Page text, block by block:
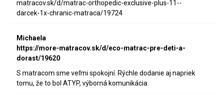
matracov.sk/d/matrac-orthopedic-exclusive-plus-11--
darcek-1x-chranic-matraca/19724
Michaela
https://more-matracov.sk/d/eco-matrac-pre-deti-a-
dorast/19620
S matracom sme veľmi spokojní. Rýchle dodanie aj napriek
tomu, že to bol ATYP, výborná komunikácia.